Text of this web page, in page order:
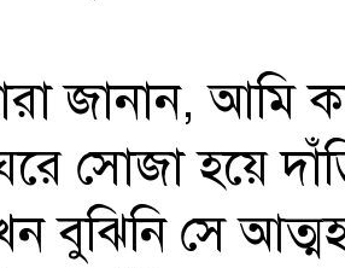
জানান, আমি
সোজা হয়ে
বুঝিনি সে